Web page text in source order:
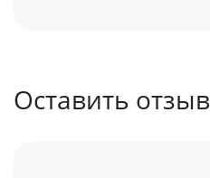
Оставить отзыв